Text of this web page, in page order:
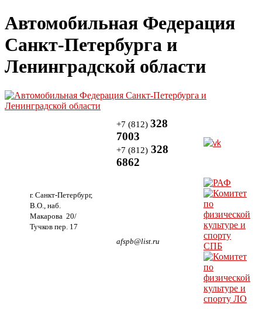
Автомобильная Федерация
Санкт-Петербурга и
Ленинградской области
г. Санкт-Петербург,
В.О., наб.
Макарова 20/
Тучков пер. 17
+7 (812) 328
7003
+7 (812) 328
6862
afspb@list.ru